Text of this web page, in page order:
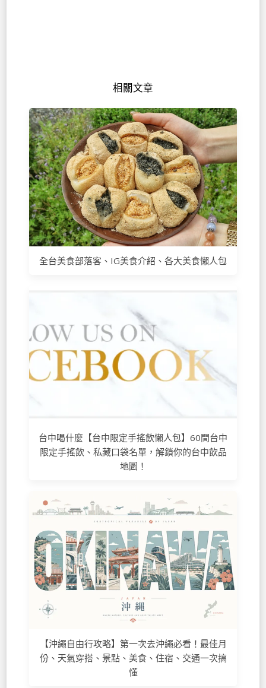
相關文章
全台美食部落客、IG美食介紹、各大美食懶人包
台中喝什麼【台中限定手搖飲懶人包】60間台中
限定手搖飲、私藏口袋名單，解鎖你的台中飲品
地圖！
【沖繩自由行攻略】第一次去沖繩必看！最佳月
份、天氣穿搭、景點、美食、住宿、交通一次搞
懂